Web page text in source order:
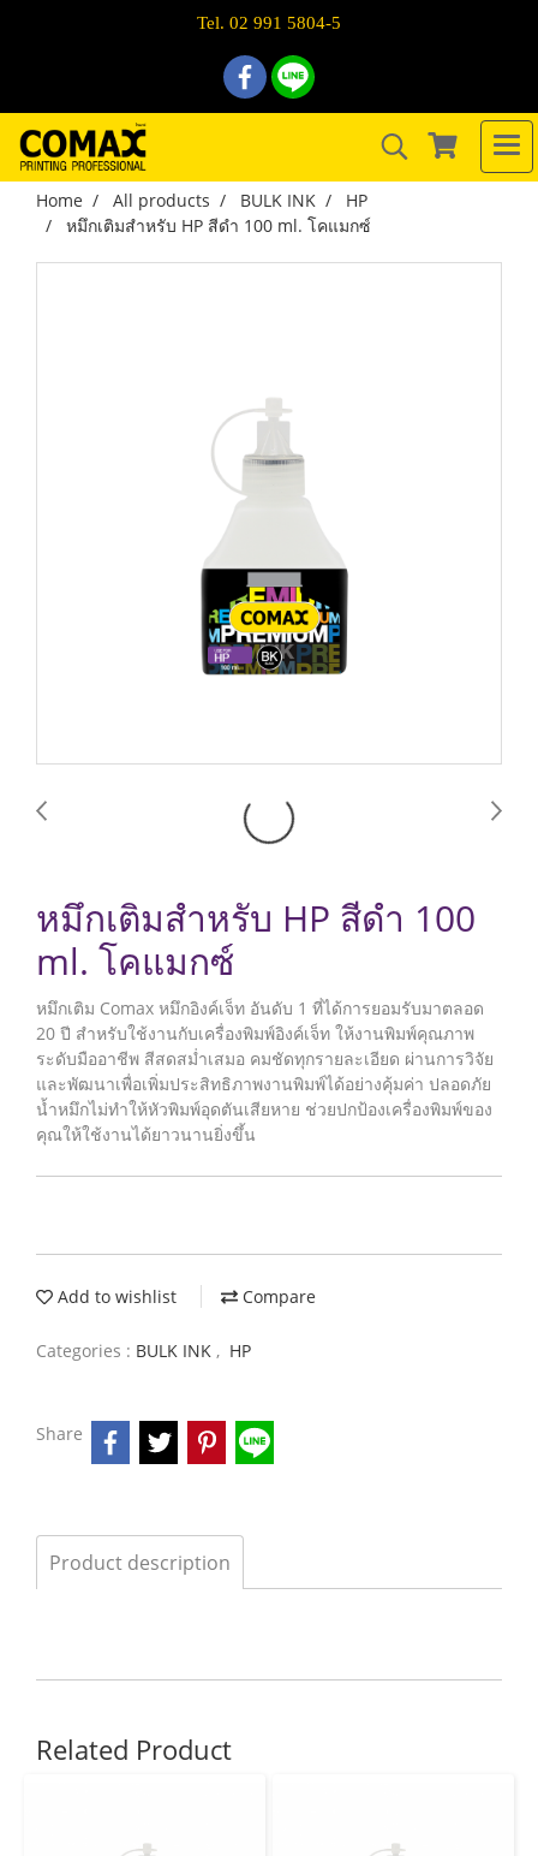
Tel. 02 991 5804-5
Home All products BULK INK
HP
หมึกเติมสำหรับ HP สีดำ 100 ml. โคแมกซ์
หมึกเติมสำหรับ HP สีดำ 100
ml. โคแมกซ์
หมึกเติม Comax หมึกอิงค์เจ็ท อันดับ 1 ที่ได้การยอมรับมาตลอด
20 ปี สำหรับใช้งานกับเครื่องพิมพ์อิงค์เจ็ท ให้งานพิมพ์คุณภาพ
ระดับมืออาชีพ สีสดสม่ำเสมอ คมชัดทุกรายละเอียด ผ่านการวิจัย
และพัฒนาเพื่อเพิ่มประสิทธิภาพงานพิมพ์ได้อย่างคุ้มค่า ปลอดภัย
น้ำหมึกไม่ทำให้หัวพิมพ์อุดตันเสียหาย ช่วยปกป้องเครื่องพิมพ์ของ
คุณให้ใช้งานได้ยาวนานยิ่งขึ้น
Add to wishlist Compare
Categories : BULK INK , HP
Share
Product description
Related Product